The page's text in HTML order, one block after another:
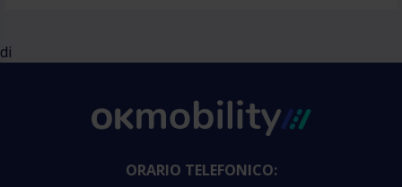
di
ORARIO TELEFONICO: